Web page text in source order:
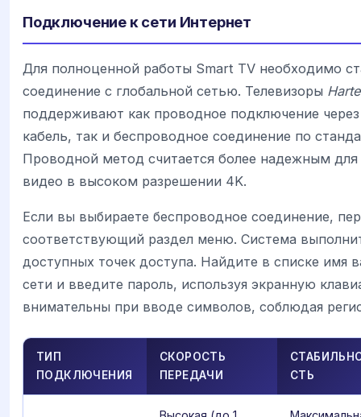
Подключение к сети Интернет
Для полноценной работы Smart TV необходимо
соединение с глобальной сетью. Телевизоры
поддерживают как проводное подключение
кабель, так и беспроводное соединение по
Проводной метод считается более надежным
видео в высоком разрешении 4K.
Если вы выбираете беспроводное соединение,
соответствующий раздел меню. Система
доступных точек доступа. Найдите в списке имя
сети и введите пароль, используя экранную
внимательны при вводе символов, соблюдая
ТИП
ПОДКЛЮЧЕНИЯ
СКОРОСТЬ
ПЕРЕДАЧИ
СТЬ